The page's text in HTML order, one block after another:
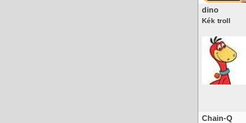
dino
Kék troll
Chain-Q